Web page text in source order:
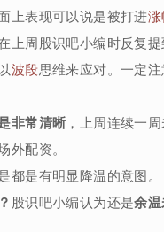
上表现可以说是被打进涨
上周股识吧小编时反复
波段思维来应对。一定注
非常清晰 ，上周连续一
外配资。
都是有明显降温的意图。
股识吧小编认为还是余温